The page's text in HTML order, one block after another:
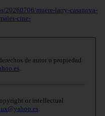
20260706/muere-larry-casanova-
cine-
de autor o propiedad
.
or intellectual
.